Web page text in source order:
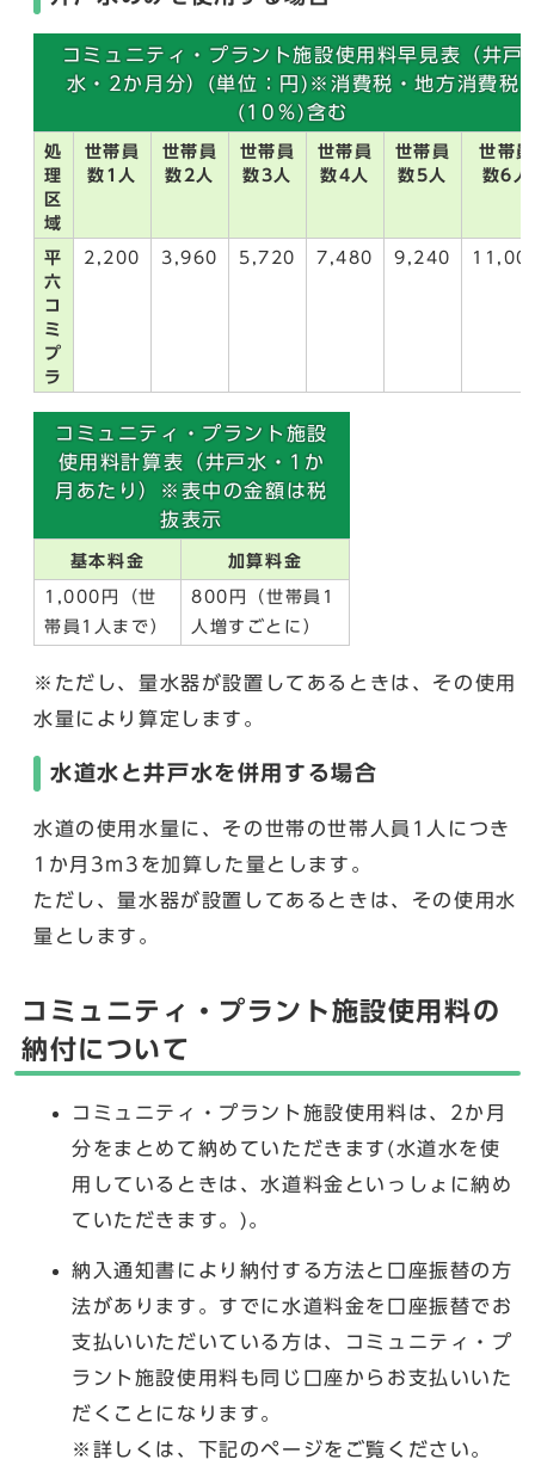
コミュニティ・プラント施設使用料早見表（井戸
水・2か月分）(単位：円)※消費税・地方消費税
(10％)含む
処
理
区
域
世帯員
数1人
世帯員
数2人
世帯員
数3人
世帯員
数4人
世帯員
数5人
世帯員
数6人
平
六
コ
ミ
プ
ラ
2,200 3,960 5,720 7,480 9,240
コミュニティ・プラント施設
使用料計算表（井戸水・1か
月あたり）※表中の金額は税
抜表示
基本料金 加算料金
1,000円（世
帯員1人まで）
800円（世帯員1
人増すごとに）
※ただし、量水器が設置してあるときは、その使用
水量により算定します。
水道水と井戸水を併用する場合
水道の使用水量に、その世帯の世帯人員1人につき
1か月3m3を加算した量とします。
ただし、量水器が設置してあるときは、その使用水
量とします。
コミュニティ・プラント施設使用料の
納付について
コミュニティ・プラント施設使用料は、2か月
分をまとめて納めていただきます(水道水を使
用しているときは、水道料金といっしょに納め
ていただきます。)。
納入通知書により納付する方法と口座振替の方
法があります。すでに水道料金を口座振替でお
支払いいただいている方は、コミュニティ・プ
ラント施設使用料も同じ口座からお支払いいた
だくことになります。
※詳しくは、下記のページをご覧ください。